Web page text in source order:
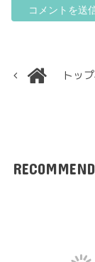
トッ
RECOMMEND